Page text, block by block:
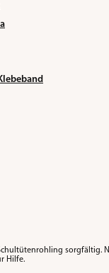
sorgfältig.
Hilfe.